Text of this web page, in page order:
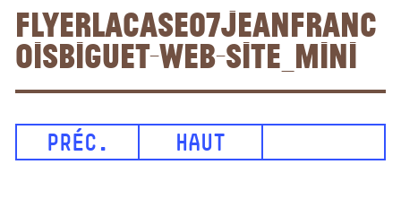
FlyerLaCase07JeanFranc
oisBiguet-web-site_mini
PRÉC. HAUT